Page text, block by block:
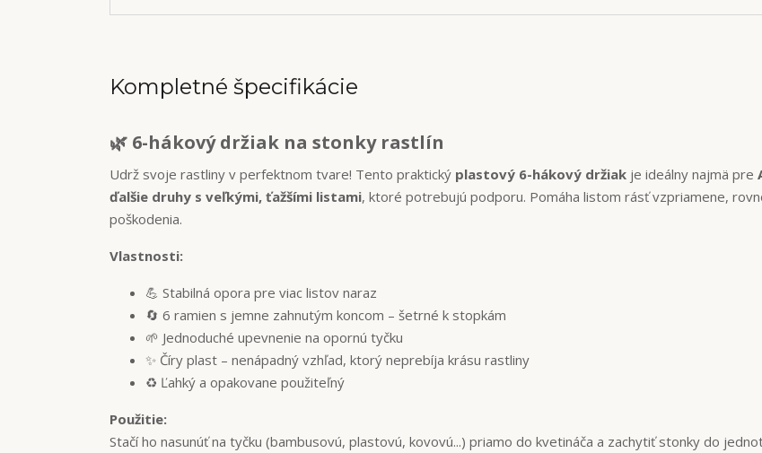
Kompletné špecifikácie
🌿 6-hákový držiak na stonky rastlín
Udrž svoje rastliny v perfektnom tvare! Tento praktický plastový 6-hákový držiak je ideálny najmä pre
ďalšie druhy s veľkými, ťažšími listami, ktoré potrebujú podporu. Pomáha listom rásť vzpriamene,
poškodenia.
Vlastnosti:
💪 Stabilná opora pre viac listov naraz
🔄 6 ramien s jemne zahnutým koncom – šetrné k stopkám
🌱 Jednoduché upevnenie na opornú tyčku
✨ Číry plast – nenápadný vzhľad, ktorý neprebíja krásu rastliny
♻️ Ľahký a opakovane použiteľný
Použitie:
Stačí ho nasunúť na tyčku (bambusovú, plastovú, kovovú...) priamo do kvetináča a zachytiť stonky do